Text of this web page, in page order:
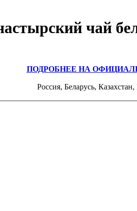
чай
ПОДРОБНЕЕ НА
Россия, Беларусь,